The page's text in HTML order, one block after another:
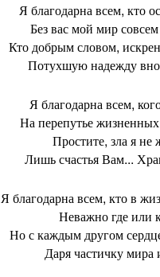
Я благодарна всем, кто
Без вас мой мир
Кто добрым словом,
Потухшую надежду
Я благодарна всем,
На перепутье
Простите, зла я не
Лишь счастья Вам...
Я благодарна всем, кто в
Неважно где или
Но с каждым другом
Даря частичку мира